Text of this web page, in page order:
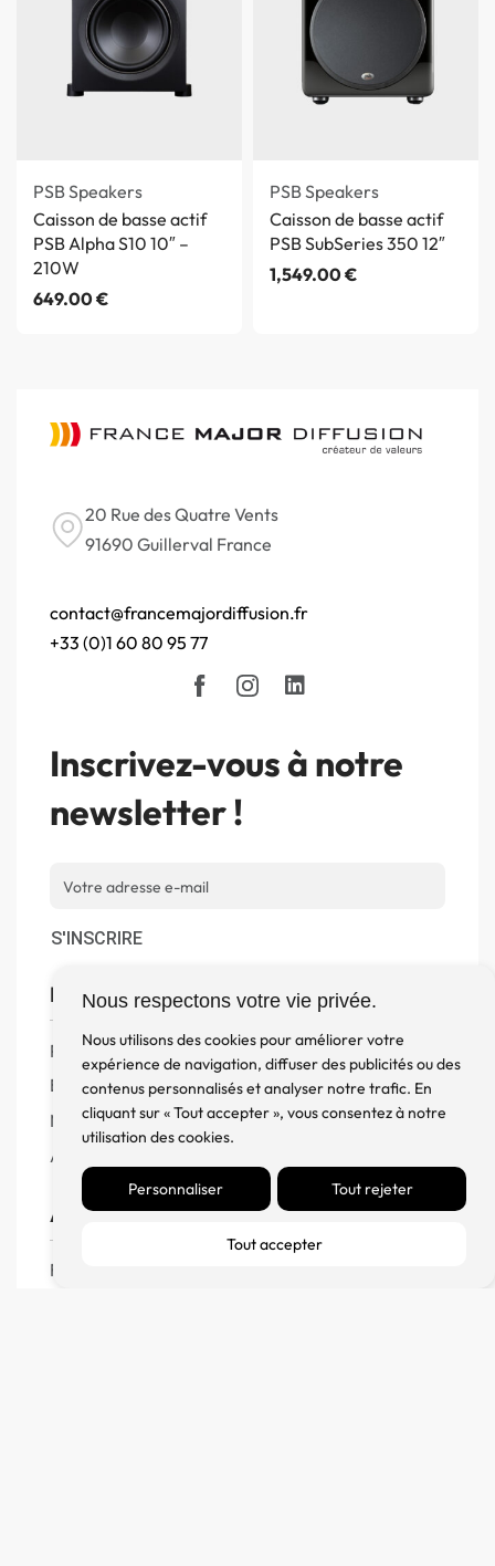
Nous respectons votre vie privée.
Nous utilisons des cookies pour améliorer votre
expérience de navigation, diffuser des publicités ou des
contenus personnalisés et analyser notre trafic. En
cliquant sur « Tout accepter », vous consentez à notre
utilisation des cookies.
Personnaliser Tout rejeter
Tout accepter
PSB Speakers
Caisson de basse actif
PSB Alpha S10 10″ –
210W
649.00€
PSB Speakers
Caisson de basse actif
PSB SubSeries 350 12″
1,549.00€
20 Rue des Quatre Vents
91690 Guillerval France
contact@francemajordiffusion.fr
+33 (0)1 60 80 95 77
Inscrivez-vous à notre
newsletter !
S'INSCRIRE
Boutique
Produits
Enceintes
Meuble, Rack et Support
Accessoires
Aide
FAQ